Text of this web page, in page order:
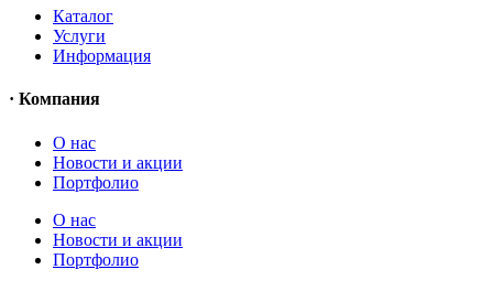
Каталог
Услуги
Информация
· Компания
O нас
Новости и акции
Портфолио
O нас
Новости и акции
Портфолио